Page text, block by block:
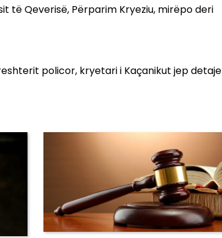
të Qeverisë, Përparim Kryeziu, mirëpo deri
policor, kryetari i Kaçanikut jep detaje